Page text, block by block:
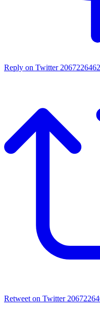
Reply on Twitter
Retweet on Twitter